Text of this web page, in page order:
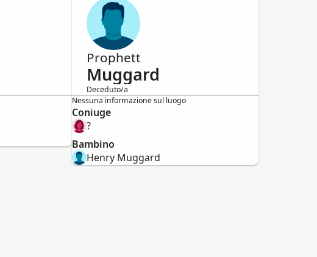
Prophett
Muggard
Deceduto/a
Maschio
Nessuna informazione sul luogo
Coniuge
?
Bambino
Henry Muggard